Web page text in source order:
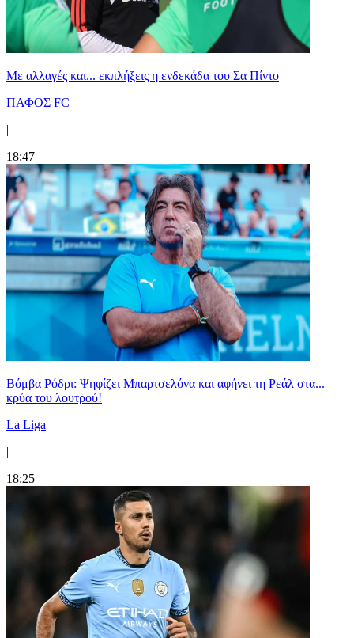
Με αλλαγές και... εκπλήξεις η ενδεκάδα του Σα Πίντο
ΠΑΦΟΣ FC
|
18:47
Βόμβα Ρόδρι: Ψηφίζει Μπαρτσελόνα και αφήνει τη Ρεάλ στα...
κρύα του λουτρού!
La Liga
|
18:25